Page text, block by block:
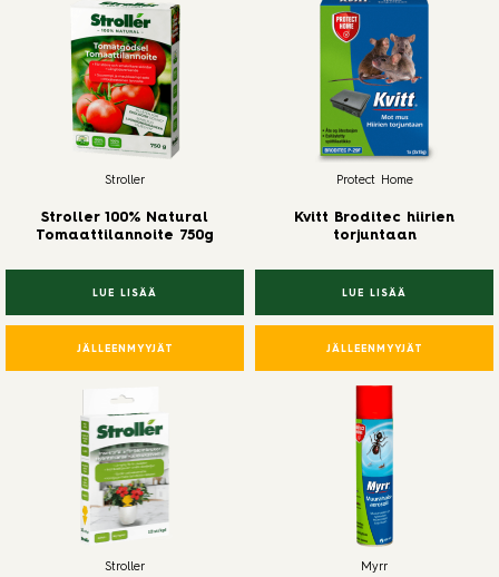
Stroller
Stroller 100% Natural
Tomaattilannoite 750g
LUE LISÄÄ
JÄLLEENMYYJÄT
Protect Home
Kvitt Broditec hiirien
torjuntaan
LUE LISÄÄ
JÄLLEENMYYJÄT
Stroller Myrr